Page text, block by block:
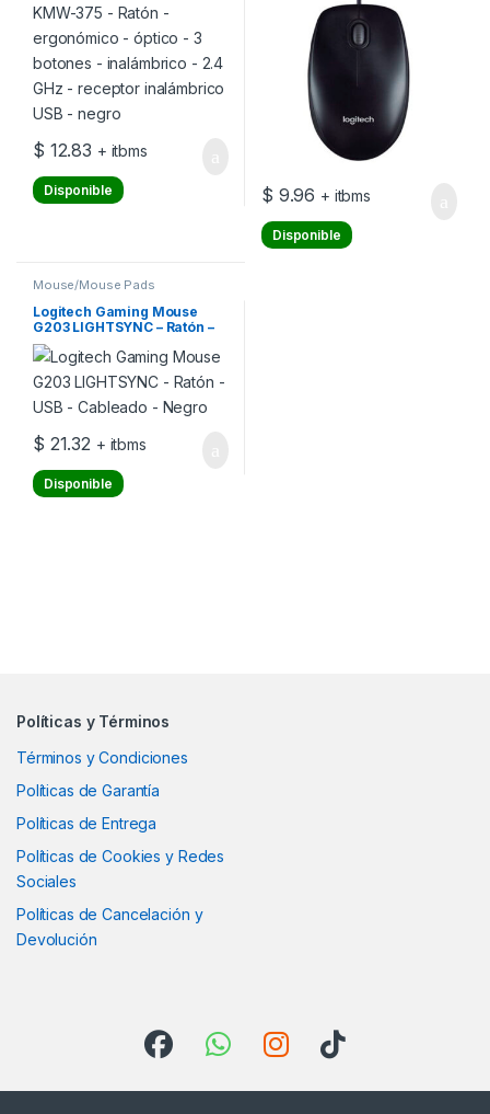
receptor inalámbrico USB –
negro
$ 12.83 + itbms
Disponible $ 9.96 + itbms
Disponible
Mouse/Mouse Pads
Logitech Gaming Mouse
G203 LIGHTSYNC – Ratón –
USB – Cableado – Negro
$ 21.32 + itbms
Disponible
Políticas y Términos
Términos y Condiciones
Políticas de Garantía
Políticas de Entrega
Políticas de Cookies y Redes
Sociales
Políticas de Cancelación y
Devolución